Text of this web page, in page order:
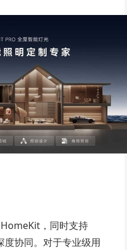
，同时支持
协同。对于专业级用